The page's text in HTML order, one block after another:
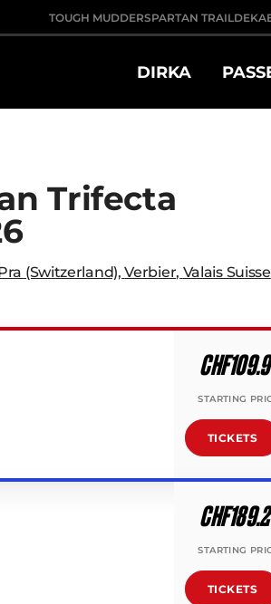
TOUGH MUDDERSPARTAN TRAILDEKA
DIRKA
Trifecta
(Switzerland),Verbier, Valais Suisse
STARTING
TICKETS
STARTING
TICKETS